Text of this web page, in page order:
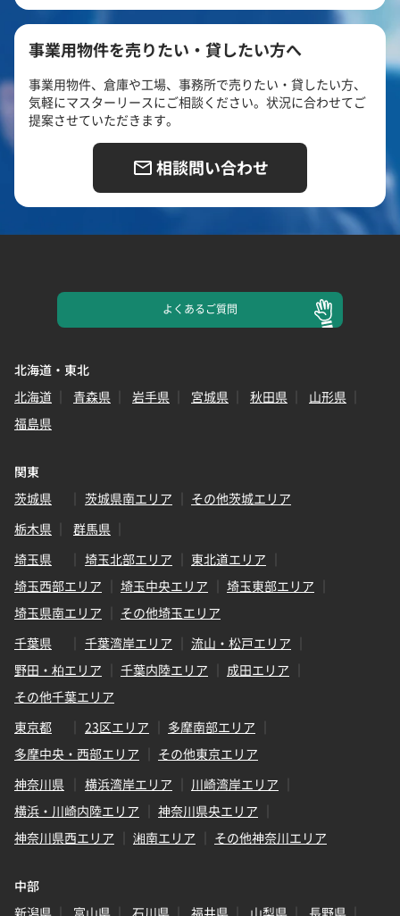
事業用物件を売りたい・貸したい方へ
事業用物件、倉庫や工場、事務所で売りたい・貸したい方、
気軽にマスターリースにご相談ください。状況に合わせてご
提案させていただきます。
相談問い合わせ
よくあるご質問
北海道・東北
北海道
青森県 岩手県 宮城県 秋田県
山形県
福島県
関東
茨城県
茨城県南エリア
その他茨城エリア
栃木県
群馬県
埼玉県
埼玉北部エリア
東北道エリア
埼玉西部エリア
埼玉中央エリア
埼玉東部エリア
埼玉県南エリア
その他埼玉エリア
千葉県
千葉湾岸エリア
流山・松戸エリア
野田・柏エリア
千葉内陸エリア
成田エリア
その他千葉エリア
東京都
23区エリア
多摩南部エリア
多摩中央・西部エリア
その他東京エリア
神奈川県
横浜湾岸エリア
川崎湾岸エリア
横浜・川崎内陸エリア
神奈川県央エリア
神奈川県西エリア
湘南エリア その他神奈川エリア
中部
新潟県
富山県 石川県 福井県 山梨県
長野県